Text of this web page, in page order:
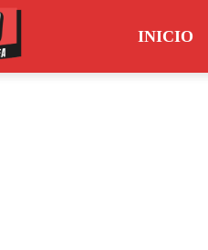
INICIO